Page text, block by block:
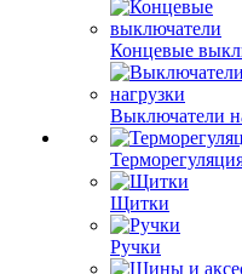
Концевые
Выключатели
Щитки
Ручки